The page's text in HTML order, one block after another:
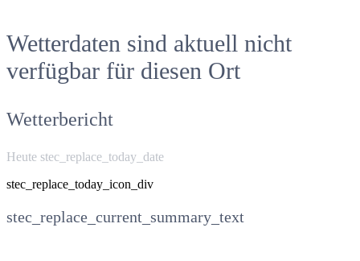
Wetterdaten sind aktuell nicht
verfügbar für diesen Ort
Wetterbericht
Heute stec_replace_today_date
stec_replace_today_icon_div
stec_replace_current_summary_text